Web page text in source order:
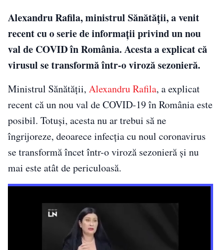
Alexandru Rafila, ministrul Sănătății, a venit
recent cu o serie de informații privind un nou
val de COVID în România. Acesta a explicat că
virusul se transformă într-o viroză sezonieră.
Ministrul Sănătăţii, Alexandru Rafila, a explicat
recent că un nou val de COVID-19 în România este
posibil. Totuși, acesta nu ar trebui să ne
îngrijoreze, deoarece infecţia cu noul coronavirus
se transformă încet într-o viroză sezonieră și nu
mai este atât de periculoasă.